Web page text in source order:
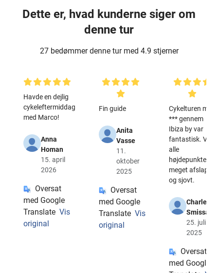
Dette er, hvad kunderne siger om
denne tur
27 bedømmer denne tur med 4.9 stjerner
Havde en dejlig
cykeleftermiddag
med Marco!
Anna
Homan
15. april
2026
Oversat
med Google
Translate Vis
original
Fin guide
Anita
Vasse
11.
oktober
2025
Oversat
med Google
Translate Vis
original
Cykelturen med
*** gennem
Ibiza by var
fantastisk. Vi så
alle
højdepunkterne,
meget afslappet
og sjovt.
Charles
Smissaert
25. juli
2025
Oversat
med Google